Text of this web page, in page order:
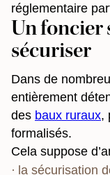
réglementaire
Un foncier
sécuriser
Dans de
entièrement
des baux ruraux,
formalisés.
Cela suppose
la sécurisation